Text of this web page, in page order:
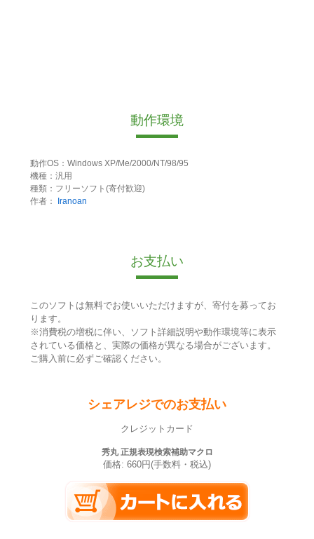
動作環境
動作OS：Windows XP/Me/2000/NT/98/95
機種：汎用
種類：フリーソフト(寄付歓迎)
作者：
Iranoan
お支払い
このソフトは無料でお使いいただけますが、寄付を募ってお
ります。
※消費税の増税に伴い、ソフト詳細説明や動作環境等に表示
されている価格と、実際の価格が異なる場合がございます。
ご購入前に必ずご確認ください。
シェアレジでのお支払い
クレジットカード
秀丸 正規表現検索補助マクロ
価格: 660円(手数料・税込)